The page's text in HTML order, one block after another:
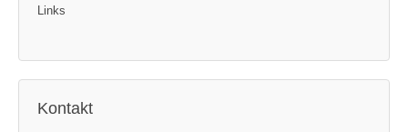
Links
Kontakt